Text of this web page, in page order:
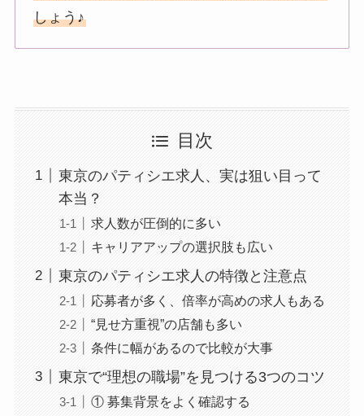
しょう♪
目次
東京のパティシエ求人、実は狙い目って
本当？
求人数が圧倒的に多い
キャリアアップの選択肢も広い
東京のパティシエ求人の特徴と注意点
応募者が多く、倍率が高めの求人もある
“見せ方重視”の店舗も多い
条件に幅があるので比較が大事
東京で“理想の職場”を見つける3つのコツ
① 募集背景をよく確認する